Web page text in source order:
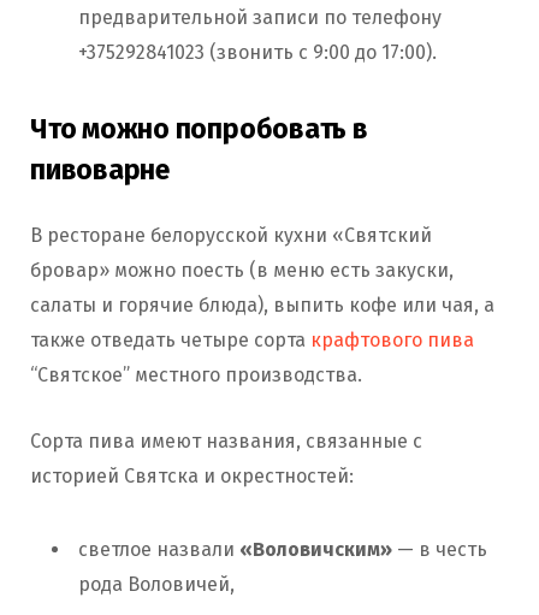
предварительной записи по телефону
+375292841023 (звонить с 9:00 до 17:00).
Что можно попробовать в
пивоварне
В ресторане белорусской кухни «Святский
бровар» можно поесть (в меню есть закуски,
салаты и горячие блюда), выпить кофе или чая, а
также отведать четыре сорта крафтового пива
“Святское” местного производства.
Сорта пива имеют названия, связанные с
историей Святска и окрестностей:
светлое назвали «Воловичским» — в честь
рода Воловичей,